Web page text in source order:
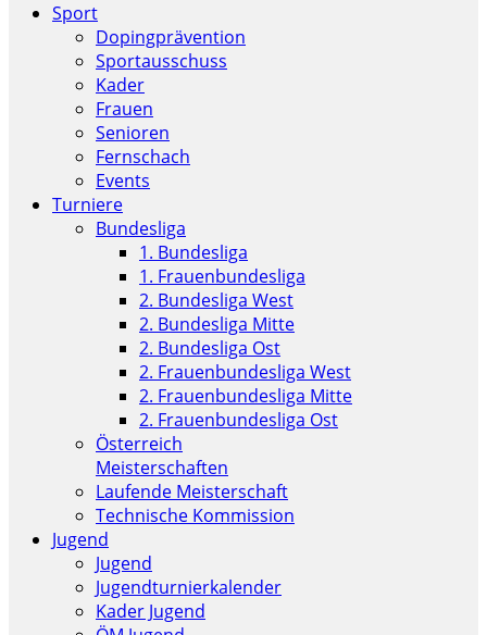
Sport
Dopingprävention
Sportausschuss
Kader
Frauen
Senioren
Fernschach
Events
Turniere
Bundesliga
1. Bundesliga
1. Frauenbundesliga
2. Bundesliga West
2. Bundesliga Mitte
2. Bundesliga Ost
2. Frauenbundesliga West
2. Frauenbundesliga Mitte
2. Frauenbundesliga Ost
Österreich
Meisterschaften
Laufende Meisterschaft
Technische Kommission
Jugend
Jugend
Jugendturnierkalender
Kader Jugend